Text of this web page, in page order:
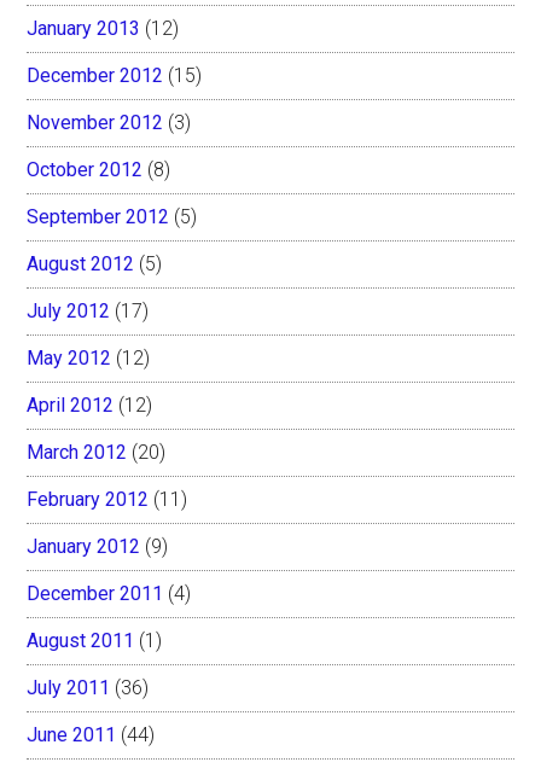
January 2013 (12)
December 2012 (15)
November 2012 (3)
October 2012 (8)
September 2012 (5)
August 2012 (5)
July 2012 (17)
May 2012 (12)
April 2012 (12)
March 2012 (20)
February 2012 (11)
January 2012 (9)
December 2011 (4)
August 2011 (1)
July 2011 (36)
June 2011 (44)